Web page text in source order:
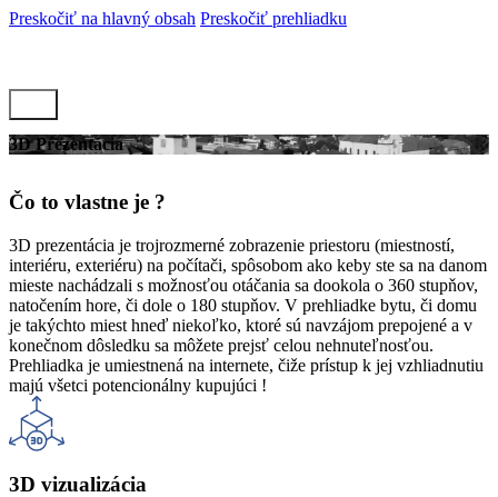
Preskočiť na hlavný obsah Preskočiť prehliadku
3D Prezentácia
Čo to vlastne je ?
3D prezentácia je trojrozmerné zobrazenie priestoru (miestností,
interiéru, exteriéru) na počítači, spôsobom ako keby ste sa na danom
mieste nachádzali s možnosťou otáčania sa dookola o 360 stupňov,
natočením hore, či dole o 180 stupňov. V prehliadke bytu, či domu
je takýchto miest hneď niekoľko, ktoré sú navzájom prepojené a v
konečnom dôsledku sa môžete prejsť celou nehnuteľnosťou.
Prehliadka je umiestnená na internete, čiže prístup k jej vzhliadnutiu
majú všetci potencionálny kupujúci !
3D vizualizácia